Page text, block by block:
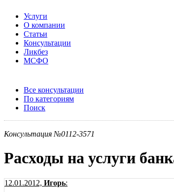
Услуги
О компании
Статьи
Консультации
Ликбез
МСФО
Все консультации
По категориям
Поиск
Консультация №0112-3571
Расходы на услуги
12.01.2012, Игорь: